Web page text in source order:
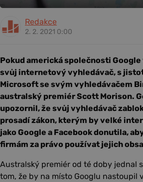
Redakce
2. 2. 2021 0:00
Pokud americká společnosti
svůj internetový vyhledávač, s
Microsoft se svým vyhledávačem
australský premiér Scott Morison.
upozornil, že svůj vyhledávač
prosadí zákon, kterým by velké
jako Google a Facebook donutila,
firmám za právo používat jejich
Australský premiér od té doby jednal
tom, že by na místo Googlu nastoupil